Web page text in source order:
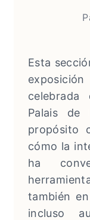
Esta
Palais de
propósito
cómo la
ha
también
incluso